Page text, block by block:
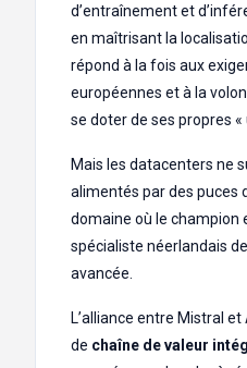
d’entraînement et
en maîtrisant la
répond à la fois aux
européennes et à la
se doter de ses propres «
Mais les datacenters ne
alimentés par des puces
domaine où le champion
spécialiste néerlandais
avancée.
L’alliance entre Mistral
de chaîne de valeur